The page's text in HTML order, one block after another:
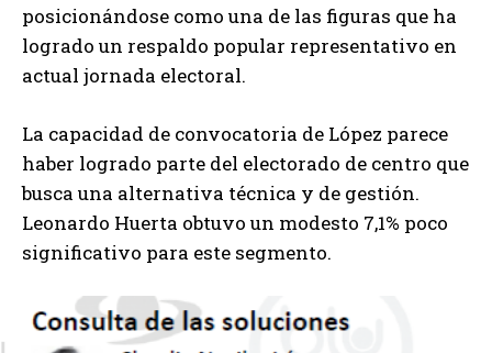
posicionándose como una de las figuras que ha
logrado un respaldo popular representativo en
actual jornada electoral.
La capacidad de convocatoria de López parece
haber logrado parte del electorado de centro que
busca una alternativa técnica y de gestión.
Leonardo Huerta obtuvo un modesto 7,1% poco
significativo para este segmento.